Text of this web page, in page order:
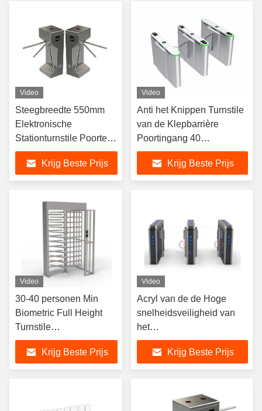
Video
Steegbreedte 550mm
Elektronische
Stationturnstile Poorten
30-40 Personen/Min
Krijg Beste Prijs
Video
Anti het Knippen Turnstile
van de Klepbarrière
Poortingang 40
Persoon/Min
Krijg Beste Prijs
Video
30-40 personen Min
Biometric Full Height
Turnstile
1500*1500*2300mm
Krijg Beste Prijs
Video
Acryl van de de Hoge
snelheidsveiligheid van
het
WapenToegangsbeheer
Poorten 40-65
Persoon/Min
Krijg Beste Prijs